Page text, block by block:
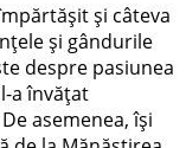
și câteva
și gândurile
despre pasiunea
a învățat
asemenea, își